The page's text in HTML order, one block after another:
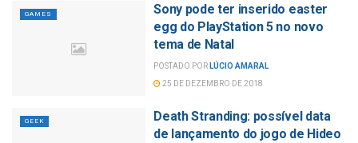
GAMES
Sony pode ter inserido easter
egg do PlayStation 5 no novo
tema de Natal
POSTADO POR LÚCIO AMARAL
25 DE DEZEMBRO DE 2018
GEEK
Death Stranding: possível data
de lançamento do jogo de Hideo